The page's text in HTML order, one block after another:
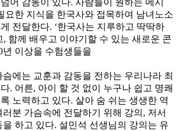
요한 지식을 한국사와 접목하여 남녀노소
전달한다. ‘한국사는 지루하고 딱딱하
, 함께 배우고 이야기할 수 있는 새로운 콘
년 이상을 수험생들을
에는 교훈과 감동을 전하는 우리나라 최
. 어른, 아이 할 것 없이 누구나 쉽고 명쾌
노력하고 있다. 살아 숨 쉬는 생생한 역
분 가슴속에 전달하기 위해 강의, 저서
하고 있다. 설민석 선생님의 강의는 유